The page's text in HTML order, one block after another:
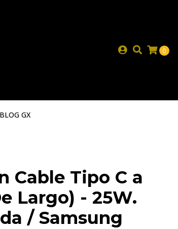
0
BLOG GX
Cable Tipo C a
Largo) - 25W.
/ Samsung